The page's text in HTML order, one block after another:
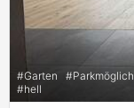
#Garten #
#hell